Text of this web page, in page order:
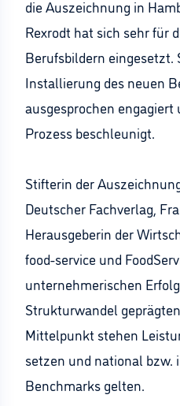
die Auszeichnung in
Rexrodt hat sich sehr für
Berufsbildern eingesetzt.
Installierung des neuen
ausgesprochen
Prozess beschleunigt.
Stifterin der
Deutscher Fachverlag,
Herausgeberin der
food-service und
unternehmerischen
Strukturwandel
Mittelpunkt stehen
setzen und national bzw.
Benchmarks gelten.